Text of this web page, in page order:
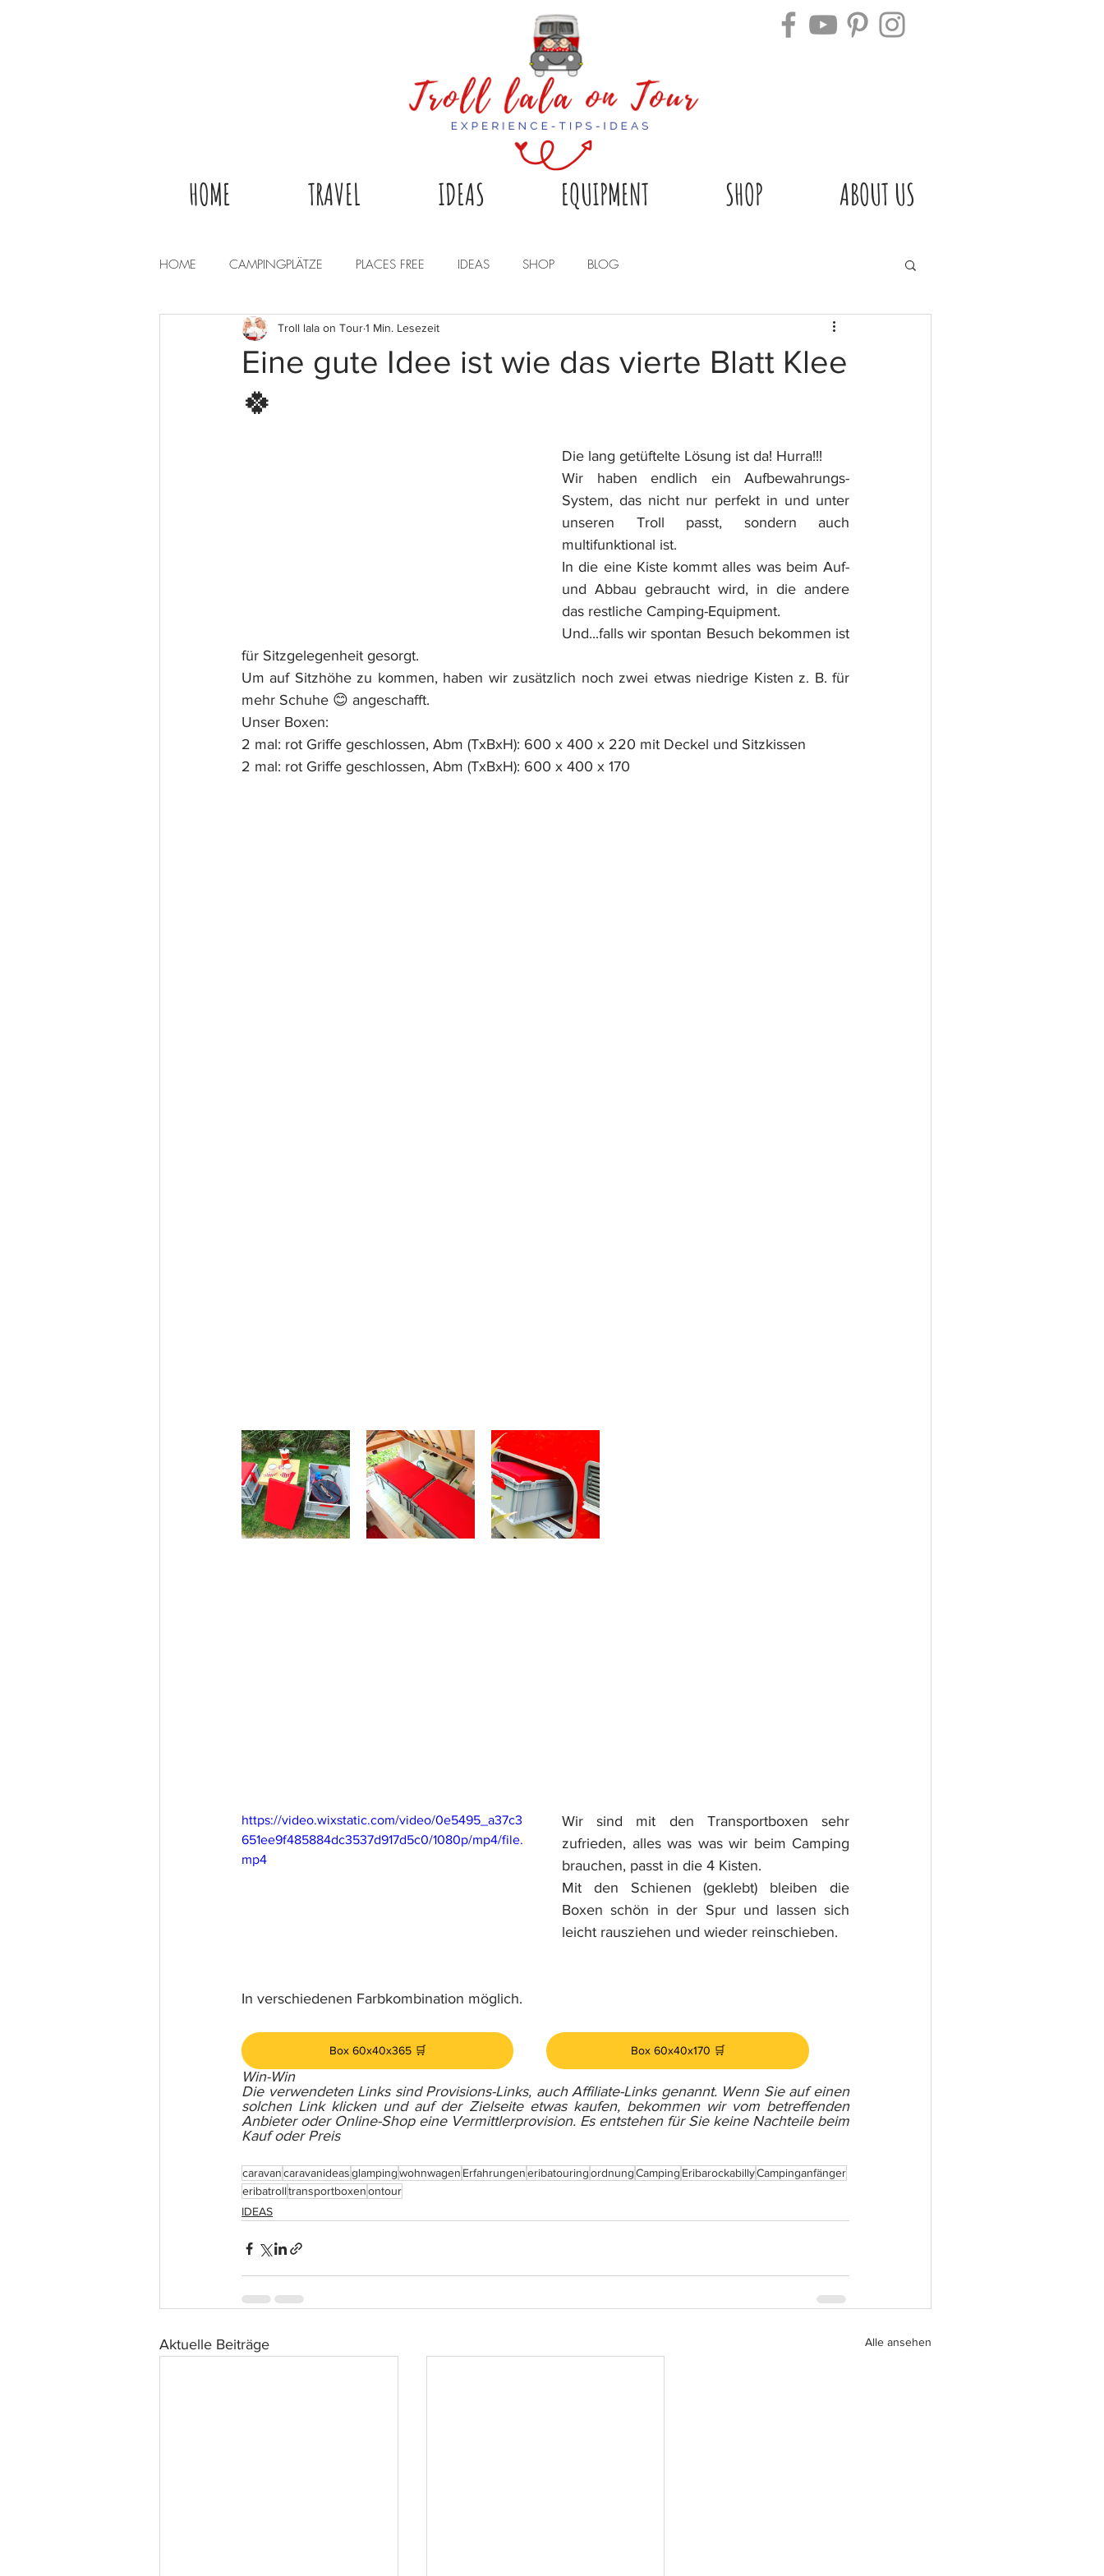
HOME TRAVEL IDEAS EQUIPMENT SHOP ABOUT US
HOME CAMPINGPLÄTZE PLACES FREE IDEAS SHOP BLOG
Eine gute Idee ist wie das vierte Blatt Klee
🍀
Troll lala on Tour1 Min. Lesezeit
Die lang getüftelte Lösung ist da! Hurra!!!
Wir haben endlich ein Aufbewahrungs-
System, das nicht nur perfekt in und unter
unseren Troll passt, sondern auch
multifunktional ist.
In die eine Kiste kommt alles was beim Auf-
und Abbau gebraucht wird, in die andere
das restliche Camping-Equipment.
Und...falls wir spontan Besuch bekommen ist
für Sitzgelegenheit gesorgt.
Um auf Sitzhöhe zu kommen, haben wir zusätzlich noch zwei etwas niedrige Kisten z. B. für
mehr Schuhe 😊 angeschafft.
Unser Boxen:
2 mal: rot Griffe geschlossen, Abm (TxBxH): 600 x 400 x 220 mit Deckel und Sitzkissen
2 mal: rot Griffe geschlossen, Abm (TxBxH): 600 x 400 x 170
https://video.wixstatic.com/video/0e5495_a37c3
651ee9f485884dc3537d917d5c0/1080p/mp4/file.
mp4
Wir sind mit den Transportboxen sehr
zufrieden, alles was was wir beim Camping
brauchen, passt in die 4 Kisten.
Mit den Schienen (geklebt) bleiben die
Boxen schön in der Spur und lassen sich
leicht rausziehen und wieder reinschieben.
In verschiedenen Farbkombination möglich.
Box 60x40x365 🛒 Box 60x40x170 🛒
Win-Win
Die verwendeten Links sind Provisions-Links, auch Affiliate-Links genannt. Wenn Sie auf einen
solchen Link klicken und auf der Zielseite etwas kaufen, bekommen wir vom betreffenden
Anbieter oder Online-Shop eine Vermittlerprovision. Es entstehen für Sie keine Nachteile beim
Kauf oder Preis
caravancaravanideasglampingwohnwagen ErfahrungeneribatouringordnungCamping EribarockabillyCampinganfänger
eribatrolltransportboxenontour
IDEAS
Aktuelle Beiträge Alle ansehen